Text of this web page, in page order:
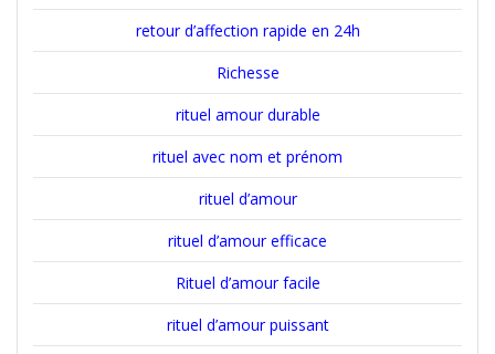
retour d’affection rapide en 24h
Richesse
rituel amour durable
rituel avec nom et prénom
rituel d’amour
rituel d’amour efficace
Rituel d’amour facile
rituel d’amour puissant